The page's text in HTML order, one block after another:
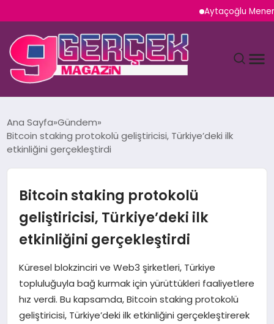
Aytaçoğlu Menemen:
YAŞAM
SAĞLIK
SIYASET
EKONOMI
Ana Sayfa Gündem
Bitcoin staking protokolü geliştiricisi, Türkiye’deki ilk
etkinliğini gerçekleştirdi
Bitcoin staking protokolü
geliştiricisi, Türkiye’deki ilk
etkinliğini gerçekleştirdi
Küresel blokzinciri ve Web3 şirketleri, Türkiye
topluluğuyla bağ kurmak için yürüttükleri faaliyetlere
hız verdi. Bu kapsamda, Bitcoin staking protokolü
geliştiricisi, Türkiye’deki ilk etkinliğini gerçekleştirerek